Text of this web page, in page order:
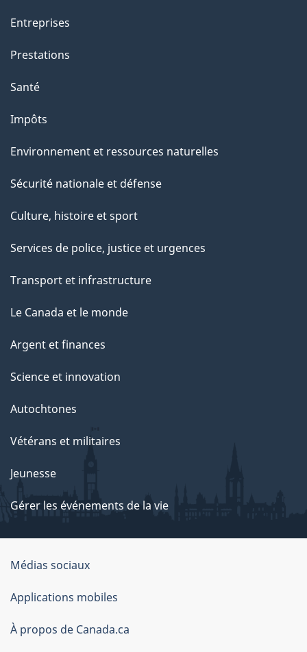
Entreprises
Prestations
Santé
Impôts
Environnement et ressources naturelles
Sécurité nationale et défense
Culture, histoire et sport
Services de police, justice et urgences
Transport et infrastructure
Le Canada et le monde
Argent et finances
Science et innovation
Autochtones
Vétérans et militaires
Jeunesse
Gérer les événements de la vie
Organisation
du
gouvernement
du
Médias sociaux
Applications mobiles
À propos de Canada.ca